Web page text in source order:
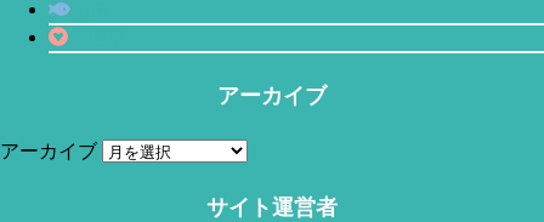
アーカイブ
アーカイブ
サイト運営者
りんごポリフェノールが女性のお肌を
紫外線から守ってくれるみたいだ